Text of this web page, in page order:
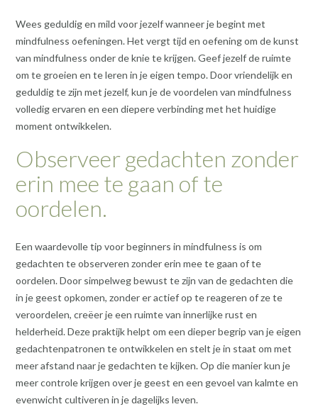
Wees geduldig en mild voor jezelf wanneer je begint met
mindfulness oefeningen. Het vergt tijd en oefening om de kunst
van mindfulness onder de knie te krijgen. Geef jezelf de ruimte
om te groeien en te leren in je eigen tempo. Door vriendelijk en
geduldig te zijn met jezelf, kun je de voordelen van mindfulness
volledig ervaren en een diepere verbinding met het huidige
moment ontwikkelen.
Observeer gedachten zonder
erin mee te gaan of te
oordelen.
Een waardevolle tip voor beginners in mindfulness is om
gedachten te observeren zonder erin mee te gaan of te
oordelen. Door simpelweg bewust te zijn van de gedachten die
in je geest opkomen, zonder er actief op te reageren of ze te
veroordelen, creëer je een ruimte van innerlijke rust en
helderheid. Deze praktijk helpt om een dieper begrip van je eigen
gedachtenpatronen te ontwikkelen en stelt je in staat om met
meer afstand naar je gedachten te kijken. Op die manier kun je
meer controle krijgen over je geest en een gevoel van kalmte en
evenwicht cultiveren in je dagelijks leven.